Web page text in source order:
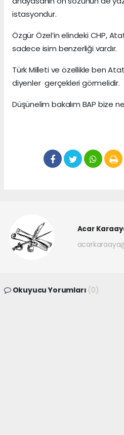
istasyondur.
Özgür Özel’in elindeki CHP,
sadece isim benzerliği vardır.
Türk Milleti ve özellikle ben
diyenler gerçekleri görmelidir.
Düşünelim bakalım BAP bize
Acar
Okuyucu Yorumları (0)